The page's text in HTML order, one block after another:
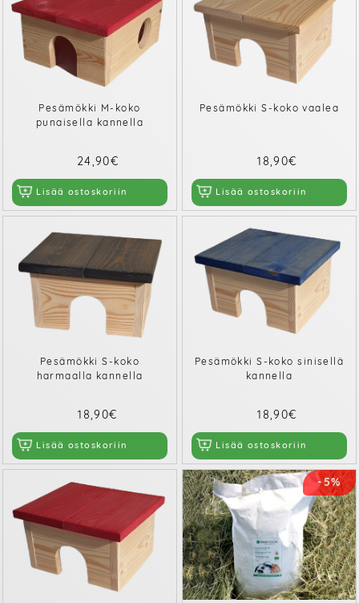
Pesämökki M-koko
punaisella kannella
24,90€
Lisää ostoskoriin
Pesämökki S-koko vaalea
18,90€
Lisää ostoskoriin
Pesämökki S-koko
harmaalla kannella
18,90€
Lisää ostoskoriin
Pesämökki S-koko sinisellä
kannella
18,90€
Lisää ostoskoriin
-5%